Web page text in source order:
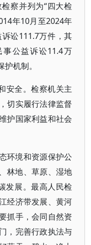
察并列为“四大检
年10月至2024年
讼111.7万件，其
公益诉讼11.4万
机制。
安全。检察机关主
切实履行法律监督
护国家利益和社会
环境和资源保护公
林地、草原、湿地
发展。最高人民检
经济带发展、黄河
抓手，会同自然资
，完善行政执法与